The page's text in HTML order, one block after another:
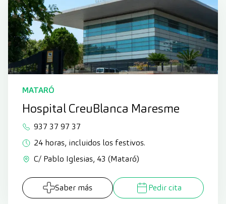
MATARÓ
Hospital CreuBlanca Maresme
937 37 97 37
24 horas, incluidos los festivos.
C/ Pablo Iglesias, 43 (Mataró)
Saber más Pedir cita